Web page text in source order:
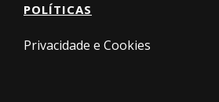
POLÍTICAS
Privacidade e Cookies